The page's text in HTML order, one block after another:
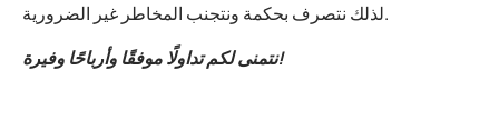
لذلك نتصرف بحكمة ونتجنب المخاطر غير الضرورية.
نتمنى لكم تداولًا موفقًا وأرباحًا وفيرة!